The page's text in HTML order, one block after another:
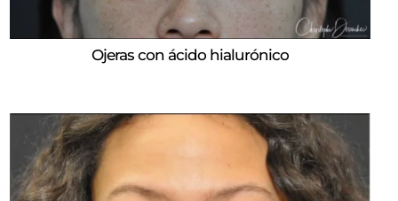
Ojeras con ácido hialurónico